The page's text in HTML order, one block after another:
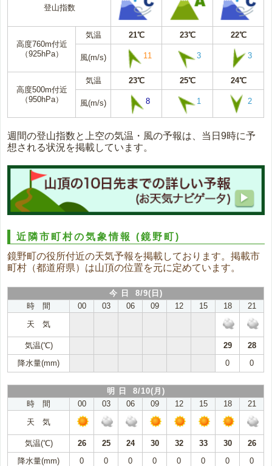
登山指数
高度760m付近
（925hPa）
気温 21℃ 23℃ 22℃
風(m/s) 11 3 3
高度500m付近
（950hPa）
気温 23℃ 25℃ 24℃
風(m/s) 8 1 2
週間の登山指数と上空の気温・風の予報は、当日9時に予
想される状況を掲載しています。
近隣市町村の気象情報(鏡野町)
鏡野町の役所付近の天気予報を掲載しております。掲載市
町村（都道府県）は山頂の位置を元に定めています。
今 日 8/9(日)
時 間
00 03 06 09 12 15 18
21
天 気
気温(℃) 29
28
降水量(mm)
0 0
明 日 8/10(月)
時 間
00 03 06 09 12 15 18
21
天 気
気温(℃) 26 25 24 30 32 33 30
26
降水量(mm)
0 0 0 0 0 0 0 0